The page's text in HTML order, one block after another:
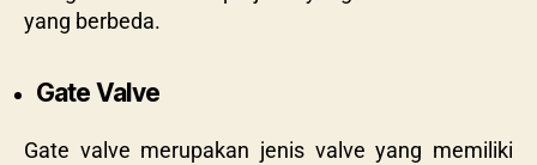
yang berbeda.
Gate Valve
Gate valve merupakan jenis valve yang memiliki